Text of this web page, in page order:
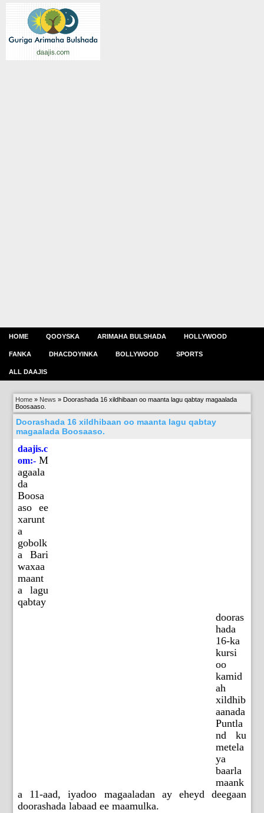
HOME QOOYSKA ARIMAHA BULSHADA HOLLYWOOD
FANKA DHACDOYINKA BOLLYWOOD SPORTS
ALL DAAJIS
Home » News » Doorashada 16 xildhibaan oo maanta lagu qabtay magaalada
Boosaaso.
Doorashada 16 xildhibaan oo maanta lagu qabtay
magaalada Boosaaso.
daajis.c
om:- M
agaala
da
Boosa
aso ee
xarunt
a
gobolk
a Bari
waxaa
maant
a lagu
qabtay
dooras
hada
16-ka
kursi
oo
kamid
ah
xildhib
aanada
Puntla
nd ku
metela
ya
baarla
maank
a 11-aad, iyadoo magaaladan ay eheyd deegaan
doorashada labaad ee maamulka.